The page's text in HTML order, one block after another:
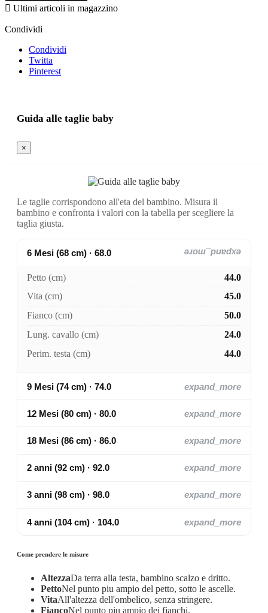
 Ultimi articoli in magazzino
Condividi
Condividi
Twitta
Pinterest
Guida alle taglie baby
×
Le taglie corrispondono all'eta del bambino. Misura il
bambino e confronta i valori con la tabella per scegliere la
taglia giusta.
6 Mesi (68 cm) · 68.0 expand_more
Petto (cm)
44.0
Vita (cm)
45.0
Fianco (cm)
50.0
Lung. cavallo (cm)
24.0
Perim. testa (cm)
44.0
9 Mesi (74 cm) · 74.0 expand_more
12 Mesi (80 cm) · 80.0 expand_more
18 Mesi (86 cm) · 86.0 expand_more
2 anni (92 cm) · 92.0 expand_more
3 anni (98 cm) · 98.0 expand_more
4 anni (104 cm) · 104.0 expand_more
Come prendere le misure
AltezzaDa terra alla testa, bambino scalzo e dritto.
PettoNel punto piu ampio del petto, sotto le ascelle.
VitaAll'altezza dell'ombelico, senza stringere.
FiancoNel punto piu ampio dei fianchi.